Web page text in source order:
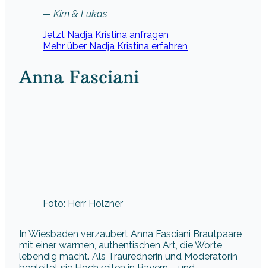
— Kim & Lukas
Jetzt Nadja Kristina anfragen
Mehr über Nadja Kristina erfahren
Anna Fasciani
Foto: Herr Holzner
In Wiesbaden verzaubert Anna Fasciani Brautpaare
mit einer warmen, authentischen Art, die Worte
lebendig macht. Als Traurednerin und Moderatorin